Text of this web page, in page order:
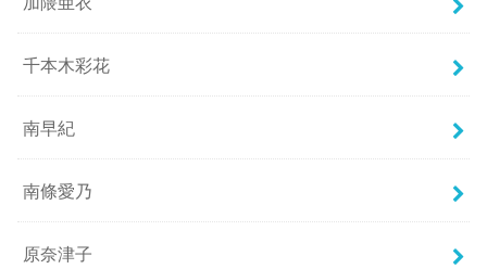
千本木彩花
南早紀
南條愛乃
原奈津子